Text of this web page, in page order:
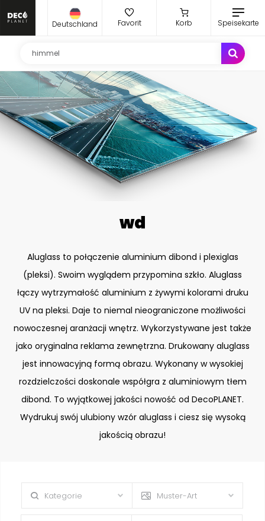
Deutschland Favorit Korb Speisekarte
wd
Aluglass to połączenie aluminium dibond i plexiglas
(pleksi). Swoim wyglądem przypomina szkło. Aluglass
łączy wytrzymałość aluminium z żywymi kolorami druku
UV na pleksi. Daje to niemal nieograniczone możliwości
nowoczesnej aranżacji wnętrz. Wykorzystywane jest także
jako oryginalna reklama zewnętrzna. Drukowany aluglass
jest innowacyjną formą obrazu. Wykonany w wysokiej
rozdzielczości doskonale współgra z aluminiowym tłem
dibond. To wyjątkowej jakości nowość od DecoPLANET.
Wydrukuj swój ulubiony wzór aluglass i ciesz się wysoką
jakością obrazu!
Kategorie Muster-Art